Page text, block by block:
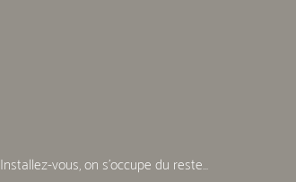
Installez-vous, on s'occupe du reste...